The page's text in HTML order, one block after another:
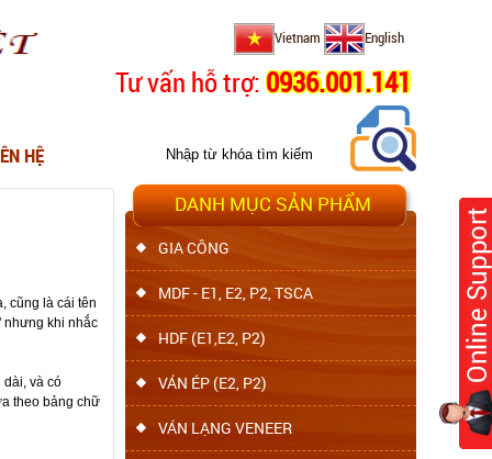
Tư vấn hỗ trợ:0936.001.141
Vietnam English
HỆ
DANH MỤC SẢN PHẨM
GIA CÔNG
MDF - E1, E2, P2, TSCA
HDF (E1,E2, P2)
VÁN ÉP (E2, P2)
VÁN LẠNG VENEER
cũng là cái tên
nhưng khi nhắc
dài, và có
theo bảng chữ